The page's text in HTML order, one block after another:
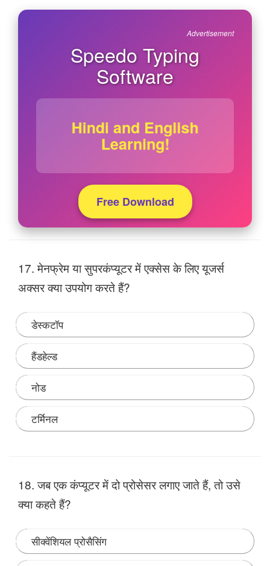
Advertisement
Speedo Typing
Software
Hindi and English
Learning!
Free Download
17. मेनफ्रेम या सुपरकंप्यूटर में एक्सेस के लिए यूजर्स
अक्सर क्या उपयोग करते हैं?
डेस्कटॉप
हैंडहेल्ड
नोड
टर्मिनल
18. जब एक कंप्यूटर में दो प्रोसेसर लगाए जाते हैं, तो उसे
क्या कहते हैं?
सीक्वेंशियल प्रोसैसिंग